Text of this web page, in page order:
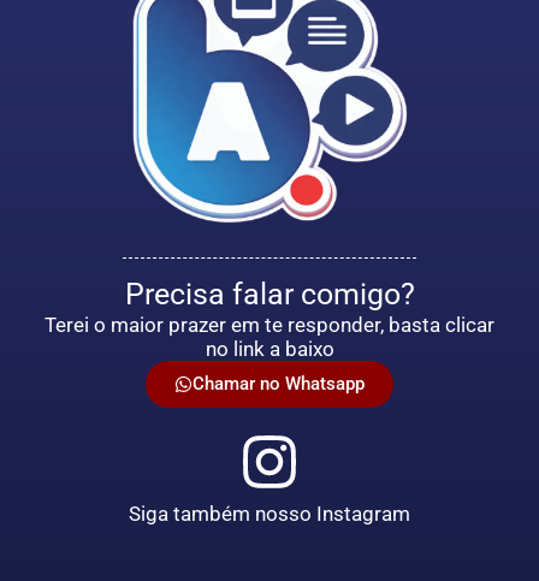
Precisa falar comigo?
Terei o maior prazer em te responder, basta clicar
no link a baixo
Chamar no Whatsapp
Siga também nosso Instagram